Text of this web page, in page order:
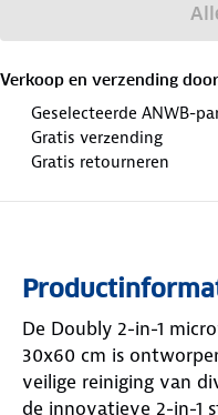
Verkoop en verzending door
Geselecteerde ANWB-
Gratis verzending
Gratis retourneren
De Doubly 2-in-1
30x60 cm is
veilige reiniging van
de innovatieve 2-in-1